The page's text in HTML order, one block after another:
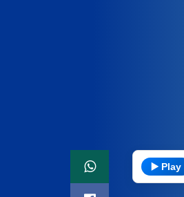
▶️ Play